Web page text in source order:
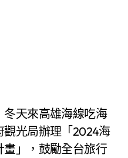
觀光局辦理「2024海
」，鼓勵全台旅行